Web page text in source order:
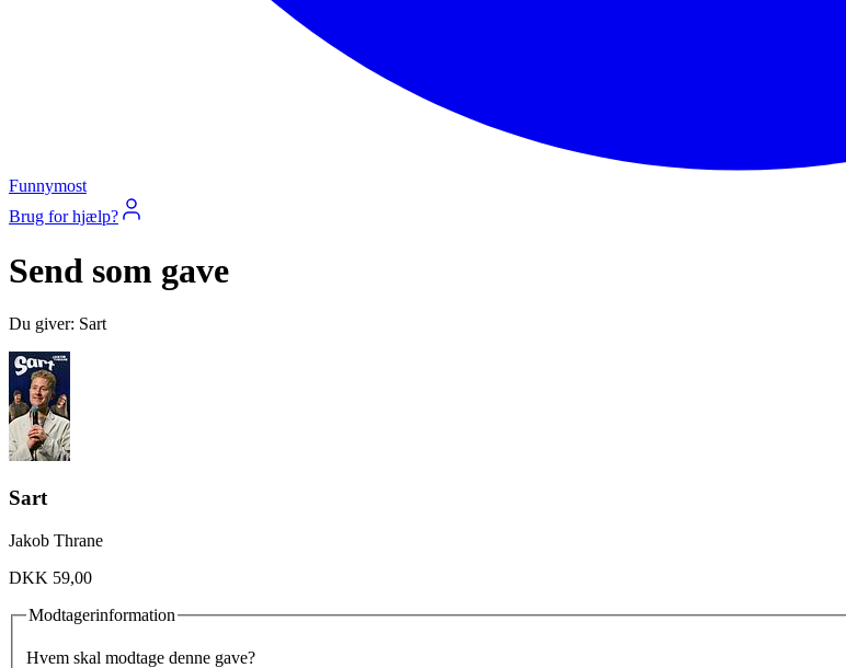
Funnymost
Brug for hjælp?
Send som gave
Du giver: Sart
Sart
Jakob Thrane
DKK 59,00
Modtagerinformation
Hvem skal modtage denne gave?